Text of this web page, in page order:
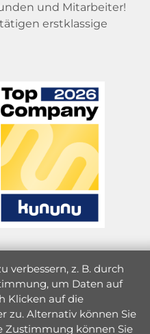
und Mitarbeiter!
erstklassige
verbessern, z. B. durch
um Daten auf
Klicken auf die
zu. Alternativ können Sie
Zustimmung können Sie